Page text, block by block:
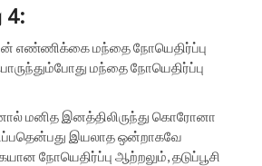
4:
எண்ணிக்கை மந்தை நோயெதிர்ப்பு
மந்தை நோயெதிர்ப்பு
மனித இனத்திலிருந்து கொரோனா
இயலாத ஒன்றாகவே
நோயெதிர்ப்பு ஆற்றலும், தடுப்பூசி